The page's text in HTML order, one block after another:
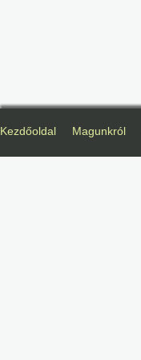
Kezdőoldal Magunkról